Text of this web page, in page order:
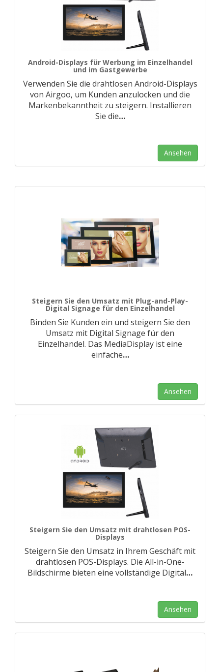
Android-Displays für Werbung im Einzelhandel
und im Gastgewerbe
Verwenden Sie die drahtlosen Android-Displays
von Airgoo, um Kunden anzulocken und die
Markenbekanntheit zu steigern. Installieren
Sie die…
Ansehen
Steigern Sie den Umsatz mit Plug-and-Play-
Digital Signage für den Einzelhandel
Binden Sie Kunden ein und steigern Sie den
Umsatz mit Digital Signage für den
Einzelhandel. Das MediaDisplay ist eine
einfache…
Ansehen
Steigern Sie den Umsatz mit drahtlosen POS-
Displays
Steigern Sie den Umsatz in Ihrem Geschäft mit
drahtlosen POS-Displays. Die All-in-One-
Bildschirme bieten eine vollständige Digital…
Ansehen